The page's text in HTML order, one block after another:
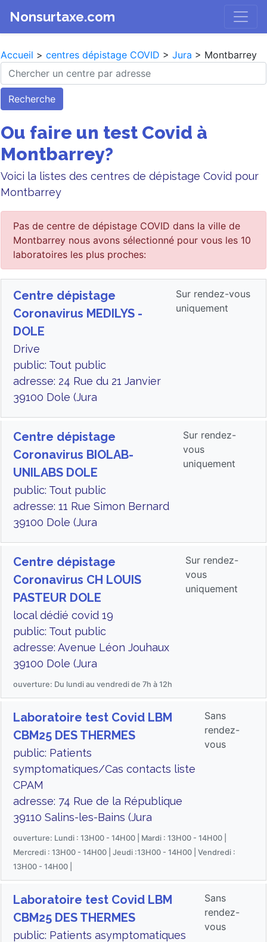
Nonsurtaxe.com
Accueil > centres dépistage COVID > Jura > Montbarrey
Recherche
Ou faire un test Covid à
Montbarrey?
Voici la listes des centres de dépistage Covid pour
Montbarrey
Pas de centre de dépistage COVID dans la ville de
Montbarrey nous avons sélectionné pour vous les 10
laboratoires les plus proches:
Centre dépistage
Coronavirus MEDILYS -
DOLE
Drive
public: Tout public
adresse: 24 Rue du 21 Janvier
39100 Dole (Jura
Sur rendez-vous
uniquement
Centre dépistage
Coronavirus BIOLAB-
UNILABS DOLE
public: Tout public
adresse: 11 Rue Simon Bernard
39100 Dole (Jura
Sur rendez-
vous
uniquement
Centre dépistage
Coronavirus CH LOUIS
PASTEUR DOLE
local dédié covid 19
public: Tout public
adresse: Avenue Léon Jouhaux
39100 Dole (Jura
Sur rendez-
vous
uniquement
ouverture: Du lundi au vendredi de 7h à 12h
Laboratoire test Covid LBM
CBM25 DES THERMES
public: Patients
symptomatiques/Cas contacts liste
CPAM
adresse: 74 Rue de la République
39110 Salins-les-Bains (Jura
Sans
rendez-
vous
ouverture: Lundi : 13H00 - 14H00 | Mardi : 13H00 - 14H00 |
Mercredi : 13H00 - 14H00 | Jeudi :13H00 - 14H00 | Vendredi :
13H00 - 14H00 |
Laboratoire test Covid LBM
CBM25 DES THERMES
public: Patients asymptomatiques
Sans
rendez-
vous